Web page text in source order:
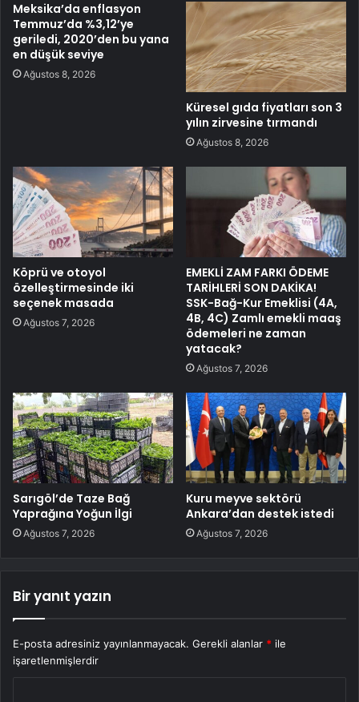
Meksika’da enflasyon
Temmuz’da %3,12’ye
geriledi, 2020’den bu yana
en düşük seviye
Ağustos 8, 2026
Küresel gıda fiyatları son 3
yılın zirvesine tırmandı
Ağustos 8, 2026
Köprü ve otoyol
özelleştirmesinde iki
seçenek masada
Ağustos 7, 2026
EMEKLİ ZAM FARKI ÖDEME
TARİHLERİ SON DAKİKA!
SSK-Bağ-Kur Emeklisi (4A,
4B, 4C) Zamlı emekli maaş
ödemeleri ne zaman
yatacak?
Ağustos 7, 2026
Sarıgöl’de Taze Bağ
Yaprağına Yoğun İlgi
Ağustos 7, 2026
Kuru meyve sektörü
Ankara’dan destek istedi
Ağustos 7, 2026
Bir yanıt yazın
E-posta adresiniz yayınlanmayacak. Gerekli alanlar * ile
işaretlenmişlerdir